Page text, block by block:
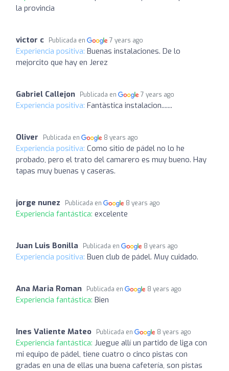
la provincia
victor c Publicada en 7 years ago
Experiencia positiva: Buenas instalaciones. De lo
mejorcito que hay en Jerez
Gabriel Callejon Publicada en 7 years ago
Experiencia positiva: Fantàstica instalacion.......
Oliver Publicada en 8 years ago
Experiencia positiva: Como sitio de pádel no lo he
probado, pero el trato del camarero es muy bueno. Hay
tapas muy buenas y caseras.
jorge nunez Publicada en 8 years ago
Experiencia fantástica: excelente
Juan Luis Bonilla Publicada en 8 years ago
Experiencia positiva: Buen club de pádel. Muy cuidado.
Ana Maria Roman Publicada en 8 years ago
Experiencia fantástica: Bien
Ines Valiente Mateo Publicada en 8 years ago
Experiencia fantástica: Juegue allí un partido de liga con
mi equipo de pádel, tiene cuatro o cinco pistas con
gradas en una de ellas una buena cafetería, son pistas